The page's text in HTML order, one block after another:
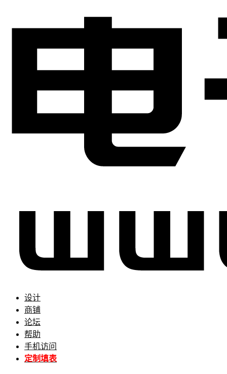
设计
商铺
论坛
帮助
手机访问
定制填表